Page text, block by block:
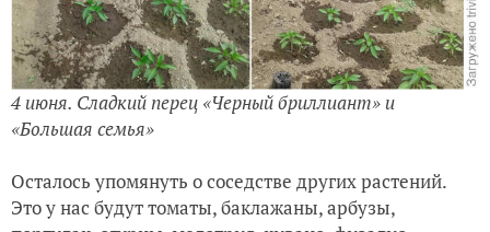
4 июня. Сладкий перец «Черный бриллиант» и
«Большая семья»
Осталось упомянуть о соседстве других растений.
Это у нас будут томаты, баклажаны, арбузы,